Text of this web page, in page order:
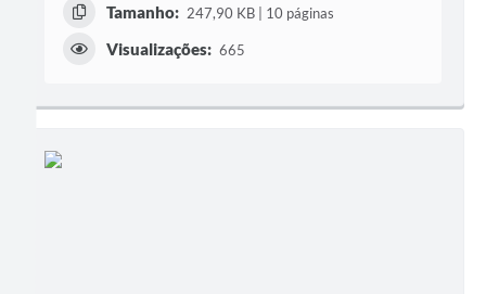
Tamanho: 247,90 KB | 10 páginas
Visualizações: 665